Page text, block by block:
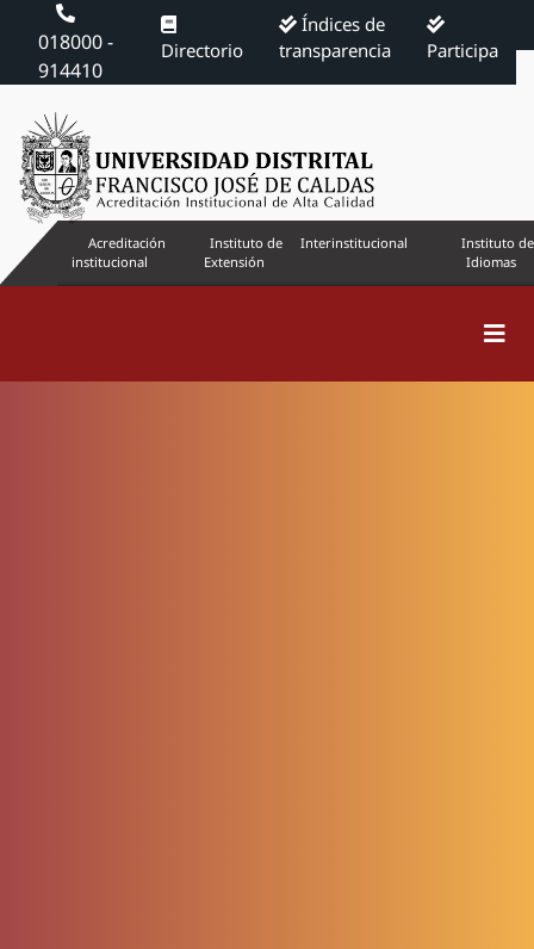
018000 -
914410
Directorio
Índices de
transparencia
Participa
Acreditación
institucional
Instituto de
Extensión
Interinstitucional
Instituto de
Idiomas